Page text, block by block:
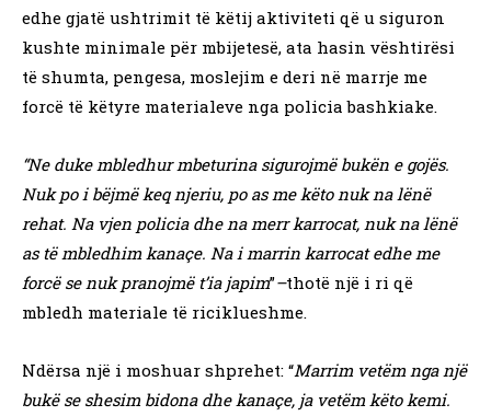
edhe gjatë ushtrimit të këtij aktiviteti që u siguron
kushte minimale për mbijetesë, ata hasin vështirësi
të shumta, pengesa, moslejim e deri në marrje me
forcë të këtyre materialeve nga policia bashkiake.
“Ne duke mbledhur mbeturina sigurojmë bukën e gojës.
Nuk po i bëjmë keq njeriu, po as me këto nuk na lënë
rehat. Na vjen policia dhe na merr karrocat, nuk na lënë
as të mbledhim kanaçe. Na i marrin karrocat edhe me
forcë se nuk pranojmë t’ia japim”–thotë një i ri që
mbledh materiale të riciklueshme.
Ndërsa një i moshuar shprehet: “Marrim vetëm nga një
bukë se shesim bidona dhe kanaçe, ja vetëm këto kemi.